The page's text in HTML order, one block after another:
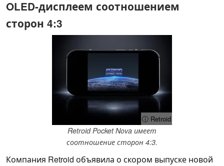
OLED-дисплеем соотношением
сторон 4:3
ⓘ Retroid
Retroid Pocket Nova имеет
соотношение сторон 4:3.
Компания Retroid объявила о скором выпуске новой